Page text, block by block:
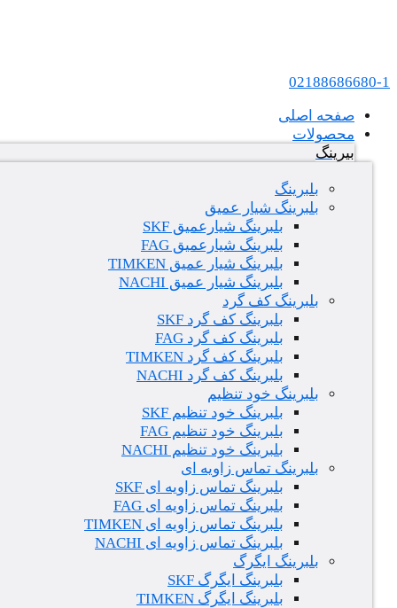
02188686680-1
صفحه اصلی
محصولات
بیرینگ
بلبرینگ
بلبرینگ شیار عمیق
بلبرینگ شیارعمیق SKF
بلبرینگ شیارعمیق FAG
بلبرینگ شیار عمیق TIMKEN
بلبرینگ شیار عمیق NACHI
بلبرینگ کف گرد
بلبرینگ کف گرد SKF
بلبرینگ کف گرد FAG
بلبرینگ کف گرد TIMKEN
بلبرینگ کف گرد NACHI
بلبرینگ خود تنظیم
بلبرینگ خود تنظیم SKF
بلبرینگ خود تنظیم FAG
بلبرینگ خود تنظیم NACHI
بلبرینگ تماس زاویه ای
بلبرینگ تماس زاویه ای SKF
بلبرینگ تماس زاویه ای FAG
بلبرینگ تماس زاویه ای TIMKEN
بلبرینگ تماس زاویه ای NACHI
بلبرینگ ایگرگ
بلبرینگ ایگرگ SKF
بلبرینگ ایگرگ TIMKEN